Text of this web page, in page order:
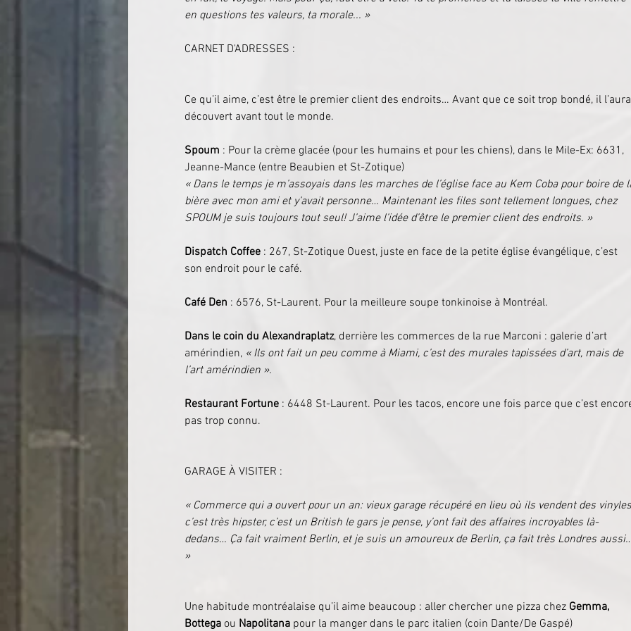
en questions tes valeurs, ta morale... »
CARNET D'ADRESSES :
Ce qu’il aime, c’est être le premier client des endroits… Avant que ce soit trop bondé, il
découvert avant tout le monde.
Spoum : Pour la crème glacée (pour les humains et pour les chiens), dans le Mile-Ex: 6631,
Jeanne-Mance (entre Beaubien et St-Zotique)
« Dans le temps je m’assoyais dans les marches de l’église face au Kem Coba pour boire de
bière avec mon ami et y’avait personne… Maintenant les files sont tellement longues, chez
SPOUM je suis toujours tout seul! J’aime l’idée d’être le premier client des endroits. »
Dispatch Coffee : 267, St-Zotique Ouest, juste en face de la petite église évangélique, c’est
son endroit pour le café.
Café Den : 6576, St-Laurent. Pour la meilleure soupe tonkinoise à Montréal.
Dans le coin du Alexandraplatz, derrière les commerces de la rue Marconi : galerie d’art
amérindien, « Ils ont fait un peu comme à Miami, c’est des murales tapissées d’art, mais de
l’art amérindien ».
Restaurant Fortune : 6448 St-Laurent. Pour les tacos, encore une fois parce que c’est
pas trop connu.
GARAGE À VISITER :
« Commerce qui a ouvert pour un an: vieux garage récupéré en lieu où ils vendent des
c’est très hipster, c’est un British le gars je pense, y’ont fait des affaires incroyables là-
dedans… Ça fait vraiment Berlin, et je suis un amoureux de Berlin, ça fait très Londres
»
Une habitude montréalaise qu’il aime beaucoup : aller chercher une pizza chez Gemma,
Bottega ou Napolitana pour la manger dans le parc italien (coin Dante/De Gaspé)